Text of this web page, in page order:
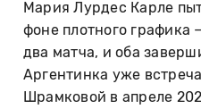
Мария Лурдес Карле
фоне плотного графика
два матча, и оба
Аргентинка уже
Шрамковой в апреле